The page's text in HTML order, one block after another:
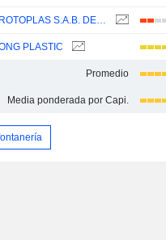
GRUPO ROTOPLAS S.A.B. DE C.V.
PLASTIC
Promedio
Media ponderada por Capi.